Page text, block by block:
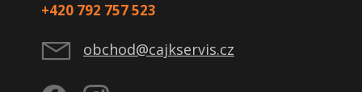
+420 792 757 523
obchod@cajkservis.cz